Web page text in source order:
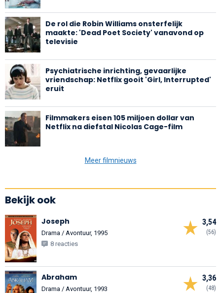
De rol die Robin Williams onsterfelijk
maakte: 'Dead Poet Society' vanavond op
televisie
Psychiatrische inrichting, gevaarlijke
vriendschap: Netflix gooit 'Girl, Interrupted'
eruit
Filmmakers eisen 105 miljoen dollar van
Netflix na diefstal Nicolas Cage-film
Meer filmnieuws
Bekijk ook
3,54
(56)
Joseph
Drama / Avontuur, 1995
8 reacties
3,36
(48)
Abraham
Drama / Avontuur, 1993